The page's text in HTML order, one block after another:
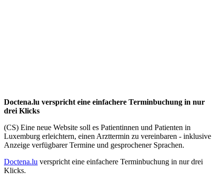
Doctena.lu verspricht eine einfachere Terminbuchung in nur
drei Klicks
(CS) Eine neue Website soll es Patientinnen und Patienten in
Luxemburg erleichtern, einen Arzttermin zu vereinbaren - inklusive
Anzeige verfügbarer Termine und gesprochener Sprachen.
Doctena.lu verspricht eine einfachere Terminbuchung in nur drei
Klicks.